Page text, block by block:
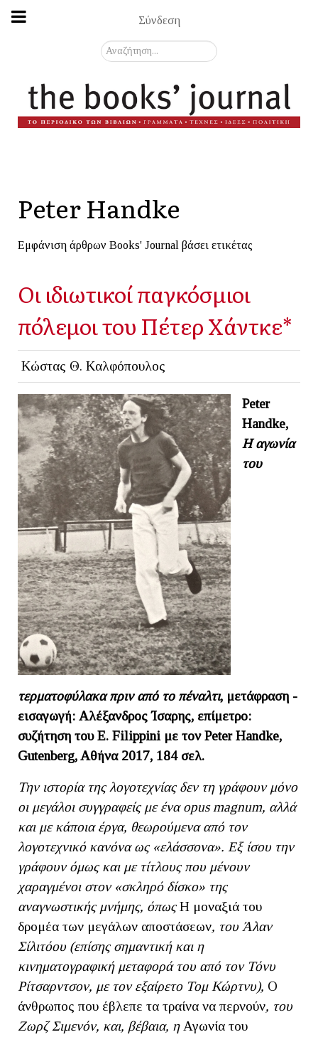
Σύνδεση
Αναζήτηση...
Peter Handke
Εμφάνιση άρθρων Books' Journal βάσει ετικέτας
Οι ιδιωτικοί παγκόσμιοι
πόλεμοι του Πέτερ Χάντκε*
Κώστας Θ. Καλφόπουλος
Peter
Handke,
Hαγωνία
του
τερματοφύλακα πριν από το πέναλτι, μετάφραση -
εισαγωγή: Αλέξανδρος Ίσαρης, επίμετρο:
συζήτηση του E. Filippini με τον PeterHandke,
Gutenberg, Aθήνα 2017, 184 σελ.
Την ιστορία της λογοτεχνίας δεν τη γράφουν μόνο
οι μεγάλοι συγγραφείς με ένα opus magnum, αλλά
και με κάποια έργα, θεωρούμενα από τον
λογοτεχνικό κανόνα ως «ελάσσονα». Εξ ίσου την
γράφουν όμως και με τίτλους που μένουν
χαραγμένοι στον «σκληρό δίσκο» της
αναγνωστικής μνήμης, όπωςΗ μοναξιά του
δρομέα των μεγάλων αποστάσεων, του Άλαν
Σίλιτόου (επίσης σημαντική και η
κινηματογραφική μεταφορά του από τον Τόνυ
Ρίτσαρντσον, με τον εξαίρετο Τομ Κώρτνυ), Ο
άνθρωπος που έβλεπε τα τραίνα να περνούν, του
Ζωρζ Σιμενόν, και, βέβαια, η Αγωνία του